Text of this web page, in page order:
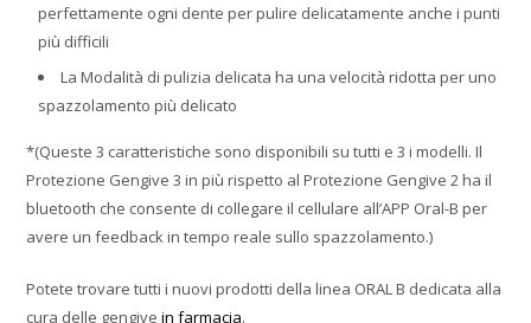
perfettamente ogni dente per pulire delicatamente anche i punti
più difficili
La Modalità di pulizia delicata ha una velocità ridotta per uno
spazzolamento più delicato
*(Queste 3 caratteristiche sono disponibili su tutti e 3 i modelli. Il
Protezione Gengive 3 in più rispetto al Protezione Gengive 2 ha il
bluetooth che consente di collegare il cellulare all’APP Oral-B per
avere un feedback in tempo reale sullo spazzolamento.)
Potete trovare tutti i nuovi prodotti della linea ORAL B dedicata alla
cura delle gengivein farmacia.